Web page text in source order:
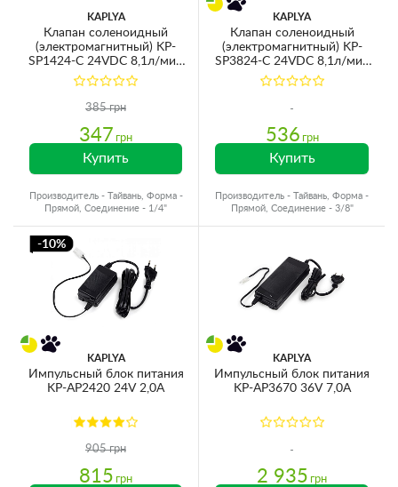
KAPLYA
Клапан соленоидный
(электромагнитный) KP-
SP1424-C 24VDC 8,1л/мин
0,7-8,3bar 1/4''ВР
385 грн
347 грн
Купить
Производитель - Тайвань, Форма -
Прямой, Соединение - 1/4"
KAPLYA
Клапан соленоидный
(электромагнитный) KP-
SP3824-C 24VDC 8,1л/мин
0,7-8,3bar 3/8''ВР
536 грн
Купить
Производитель - Тайвань, Форма -
Прямой, Соединение - 3/8"
-10%
KAPLYA
Импульсный блок питания
KP-AP2420 24V 2,0A
905 грн
815 грн
KAPLYA
Импульсный блок питания
KP-AP3670 36V 7,0A
2 935 грн